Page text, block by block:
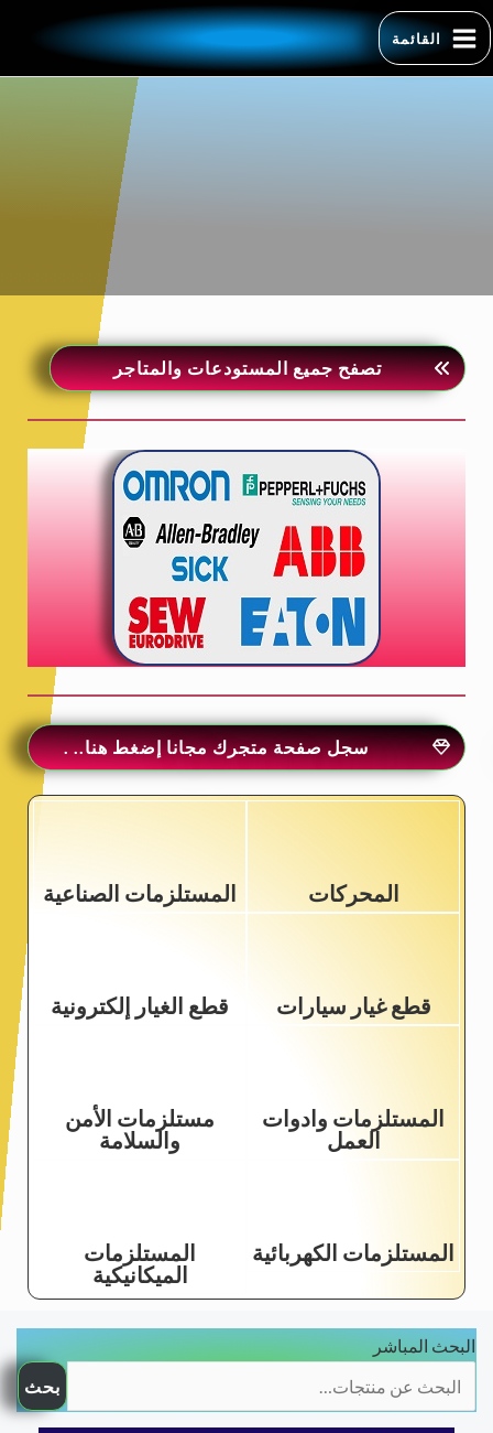
القائمة
تصفح جميع المستودعات والمتاجر
سجل صفحة متجرك مجانا إضغط هنا.. .
المحركات المستلزمات الصناعية
قطع غيار سيارات قطع الغيار إلكترونية
المستلزمات وادوات
العمل
مستلزمات الأمن
والسلامة
المستلزمات الكهربائية
المستلزمات
الميكانيكية
البحث المباشر
بحث